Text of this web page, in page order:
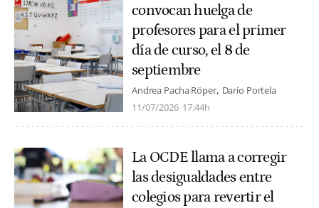
convocan huelga de
profesores para el primer
día de curso, el 8 de
septiembre
Andrea Pacha Röper Darío Portela
11/07/2026 17:44h
La OCDE llama a corregir
las desigualdades entre
colegios para revertir el